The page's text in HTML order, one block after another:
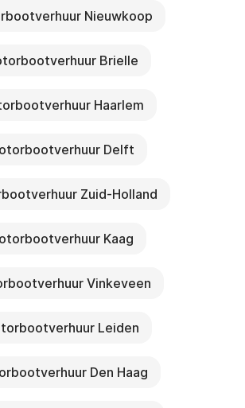
Nieuwkoop
Brielle
Haarlem
Delft
Zuid-Holland
Kaag
Vinkeveen
Leiden
Den Haag